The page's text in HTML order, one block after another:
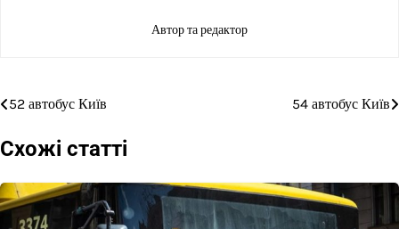
Автор та редактор
Навігація
записів
52 автобус Київ 54 автобус Київ
Схожі статті